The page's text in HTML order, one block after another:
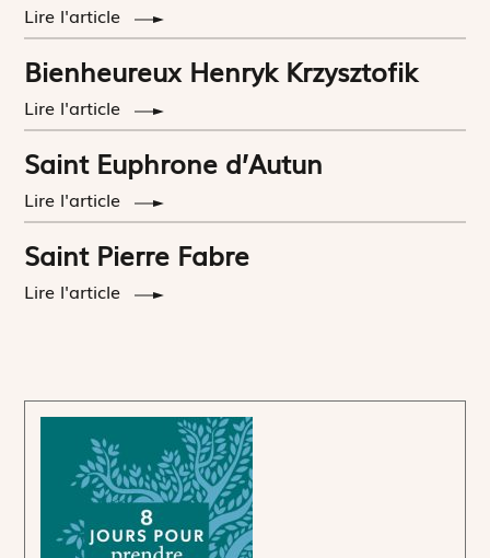
Lire l'article
Bienheureux Henryk Krzysztofik
Lire l'article
Saint Euphrone d’Autun
Lire l'article
Saint Pierre Fabre
Lire l'article